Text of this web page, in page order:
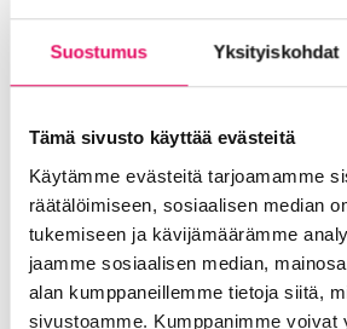
Suostumus Yksityiskohdat
Tämä sivusto käyttää evästeitä
Käytämme evästeitä tarjoamamme
räätälöimiseen, sosiaalisen median
tukemiseen ja kävijämäärämme
jaamme sosiaalisen median,
alan kumppaneillemme tietoja siitä,
sivustoamme. Kumppanimme voivat
17.09.2026